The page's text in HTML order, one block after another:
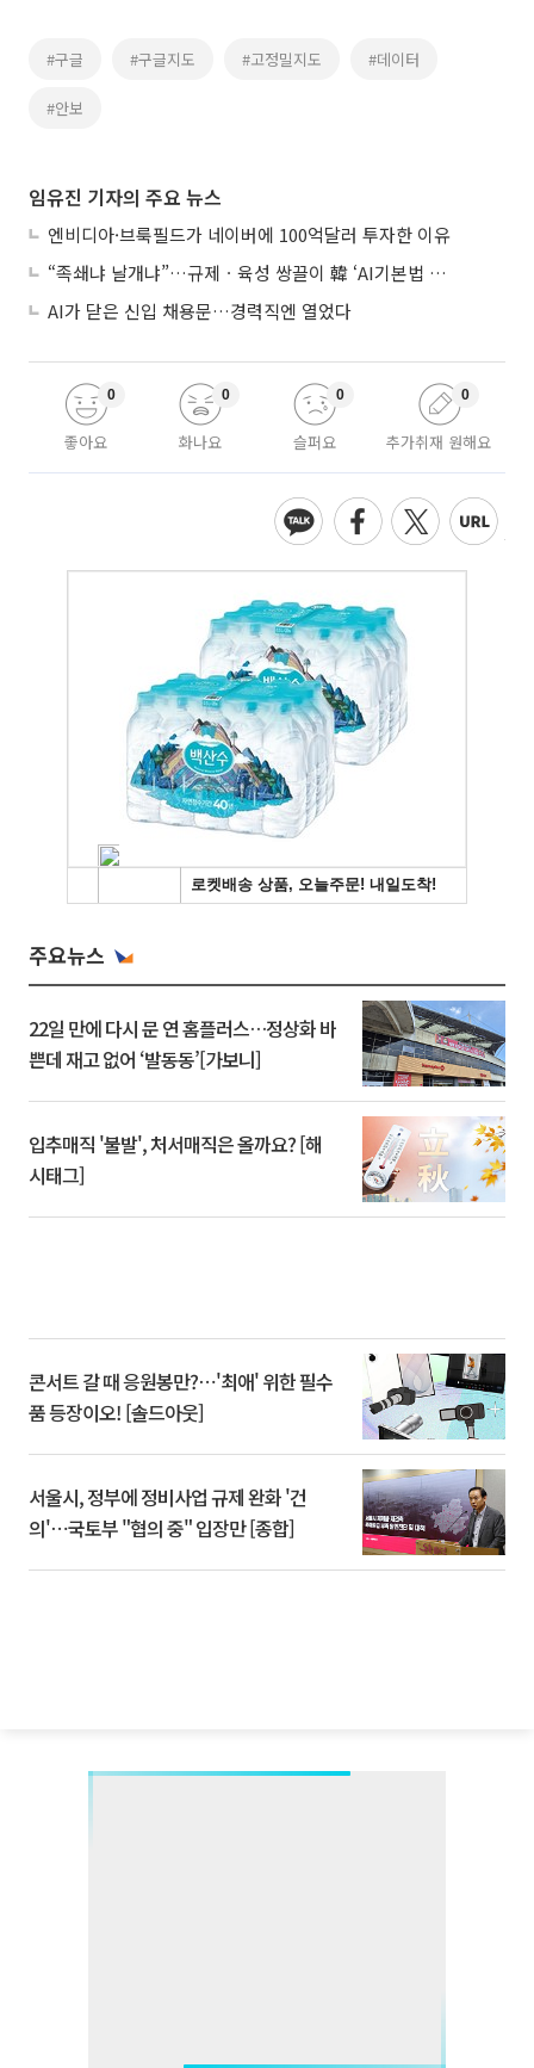
#구글 #구글지도 #고정밀지도 #데이터
#안보
임유진 기자의 주요 뉴스
엔비디아·브룩필드가 네이버에 100억달러 투자한 이유
“족쇄냐 날개냐”…규제ㆍ육성 쌍끌이 韓 ‘AI기본법 개정안’ 오늘 시행
AI가 닫은 신입 채용문…경력직엔 열었다
좋아요
0
화나요
0
슬퍼요
0
추가취재 원해요
0
주요뉴스
22일 만에 다시 문 연 홈플러스…정상화 바
쁜데 재고 없어 ‘발동동’[가보니]
입추매직 '불발', 처서매직은 올까요? [해
시태그]
콘서트 갈 때 응원봉만?⋯'최애' 위한 필수
품 등장이오! [솔드아웃]
서울시, 정부에 정비사업 규제 완화 '건
의'⋯국토부 "협의 중" 입장만 [종합]